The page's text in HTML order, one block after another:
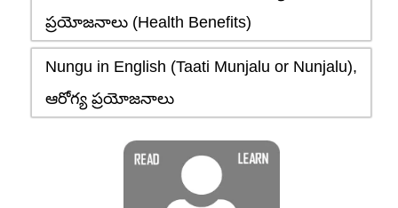
ప్రయోజనాలు (Health Benefits)
Nungu in English (Taati Munjalu or Nunjalu),
ఆరోగ్య ప్రయోజనాలు